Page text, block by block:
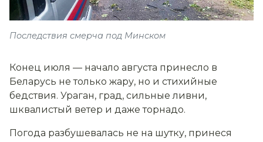
Последствия смерча под Минском
Конец июля — начало августа принесло в
Беларусь не только жару, но и стихийные
бедствия. Ураган, град, сильные ливни,
шквалистый ветер и даже торнадо.
Погода разбушевалась не на шутку, принеся